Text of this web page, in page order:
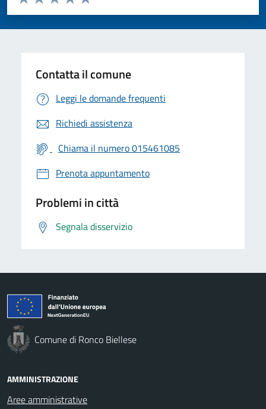
Valuta 5 stelle su 5
Valuta 4 stelle su 5
Valuta 3 stelle su 5
Valuta 2 stelle su 5
Valuta 1 stelle su 5
Contatta il comune
Leggi le domande frequenti
Richiedi assistenza
Chiama il numero 015461085
Prenota appuntamento
Problemi in città
Segnala disservizio
Comune di Ronco Biellese
AMMINISTRAZIONE
Aree amministrative